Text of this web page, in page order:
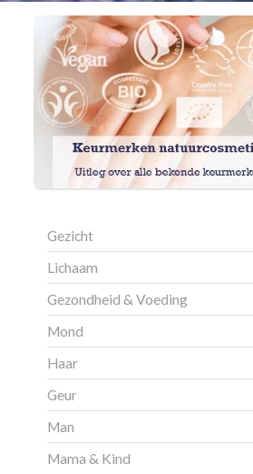
Gezicht
Lichaam
Gezondheid & Voeding
Mond
Haar
Geur
Man
Mama & Kind